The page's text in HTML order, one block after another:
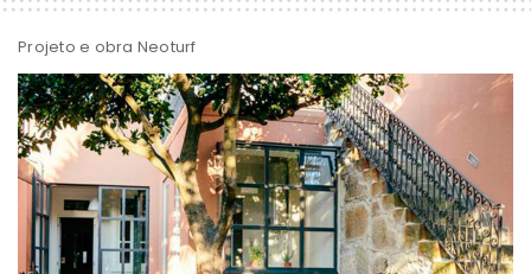
Projeto e obra Neoturf